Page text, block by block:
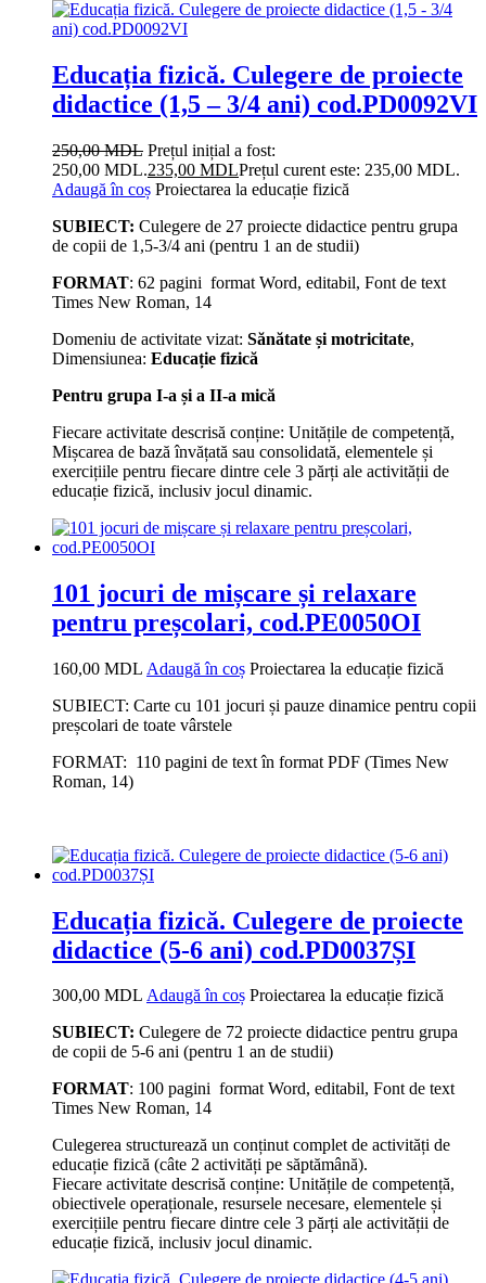
Educația fizică. Culegere de proiecte
didactice (1,5 – 3/4 ani) cod.PD0092VI
250,00MDL Prețul inițial a fost:
250,00 MDL.235,00 MDLPrețul curent este: 235,00 MDL.
Adaugă în coș Proiectarea la educație fizică
SUBIECT: Culegere de 27 proiecte didactice pentru grupa
de copii de 1,5-3/4 ani (pentru 1 an de studii)
FORMAT: 62 pagini format Word, editabil, Font de text
Times New Roman, 14
Domeniu de activitate vizat: Sănătate și motricitate,
Dimensiunea: Educație fizică
Pentru grupa I-a și a II-a mică
Fiecare activitate descrisă conține: Unitățile de competență,
Mișcarea de bază învățată sau consolidată, elementele și
exercițiile pentru fiecare dintre cele 3 părți ale activității de
educație fizică, inclusiv jocul dinamic.
101 jocuri de mișcare și relaxare
pentru preșcolari, cod.PE0050OI
160,00 MDL Adaugă în coș Proiectarea la educație fizică
SUBIECT: Carte cu 101 jocuri și pauze dinamice pentru copii
preșcolari de toate vârstele
FORMAT: 110 pagini de text în format PDF (Times New
Roman, 14)
Educația fizică. Culegere de proiecte
didactice (5-6 ani) cod.PD0037ȘI
300,00 MDL Adaugă în coș Proiectarea la educație fizică
SUBIECT: Culegere de 72 proiecte didactice pentru grupa
de copii de 5-6 ani (pentru 1 an de studii)
FORMAT: 100 pagini format Word, editabil, Font de text
Times New Roman, 14
Culegerea structurează un conținut complet de activități de
educație fizică (câte 2 activități pe săptămână).
Fiecare activitate descrisă conține: Unitățile de competență,
obiectivele operaționale, resursele necesare, elementele și
exercițiile pentru fiecare dintre cele 3 părți ale activității de
educație fizică, inclusiv jocul dinamic.